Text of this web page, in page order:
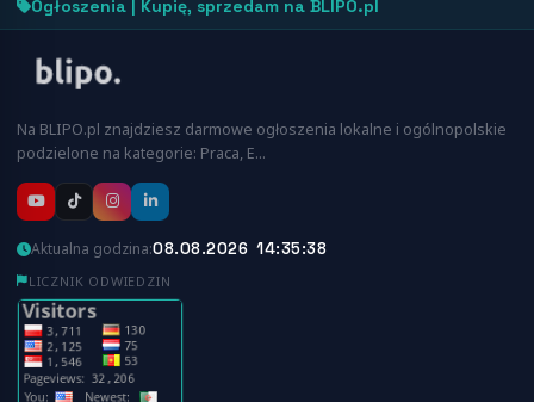
Ogłoszenia | Kupię, sprzedam na BLIPO.pl
Na BLIPO.pl znajdziesz darmowe ogłoszenia lokalne i ogólnopolskie
podzielone na kategorie: Praca, E…
Aktualna godzina:08.08.2026 14:35:39
LICZNIK ODWIEDZIN